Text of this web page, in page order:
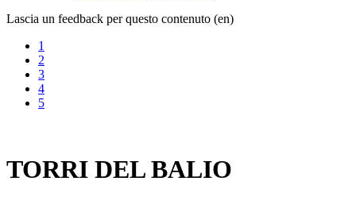
Lascia un feedback per questo contenuto (en)
1
2
3
4
5
TORRI DEL BALIO